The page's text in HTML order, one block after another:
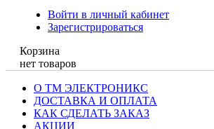
Войти в личный кабинет
Зарегистрироваться
Корзина
нет товаров
О ТМ ЭЛЕКТРОНИКС
ДОСТАВКА И ОПЛАТА
КАК СДЕЛАТЬ ЗАКАЗ
АКЦИИ